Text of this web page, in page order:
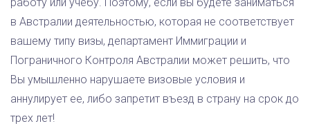
в Австралии деятельностью, которая не соответствует
вашему типу визы, департамент Иммиграции и
Пограничного Контроля Австралии может решить, что
Вы умышленно нарушаете визовые условия и
аннулирует ее, либо запретит въезд в страну на срок до
трех лет!